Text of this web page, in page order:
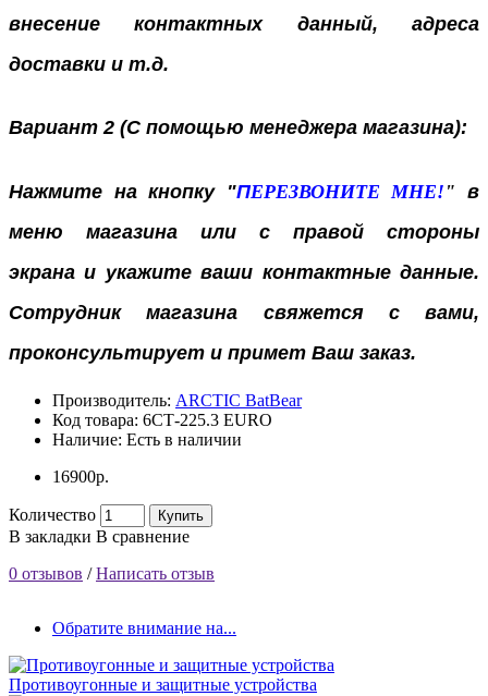
внесение контактных данный, адреса
доставки и т.д.
Вариант 2 (С помощью менеджера магазина):
Нажмите на кнопку "ПЕРЕЗВОНИТЕ МНЕ! "
в
меню магазина или с правой стороны
экранаи укажите ваши контактные данные.
Сотрудник магазина свяжется с вами,
проконсультирует и примет Ваш заказ.
Производитель: ARCTIC BatBear
Код товара: 6СТ-225.3 EURO
Наличие: Есть в наличии
16900р.
Количество Купить
В закладки В сравнение
0 отзывов /Написать отзыв
Обратите внимание на...
Противоугонные и защитные устройства